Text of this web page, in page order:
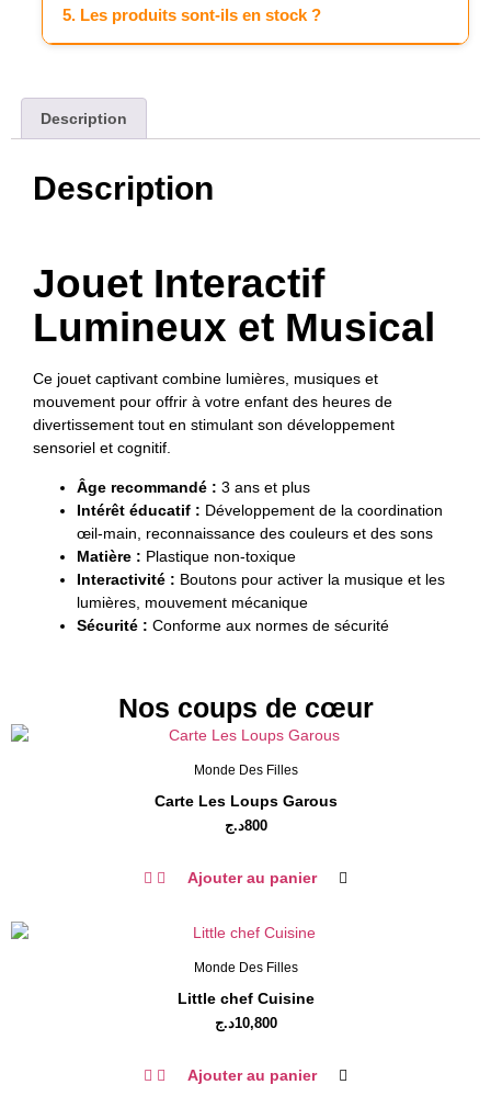
5. Les produits sont-ils en stock ?
Description
Description
Jouet Interactif
Lumineux et Musical
Ce jouet captivant combine lumières, musiques et
mouvement pour offrir à votre enfant des heures de
divertissement tout en stimulant son développement
sensoriel et cognitif.
Âge recommandé : 3 ans et plus
Intérêt éducatif : Développement de la coordination
œil-main, reconnaissance des couleurs et des sons
Matière : Plastique non-toxique
Interactivité : Boutons pour activer la musique et les
lumières, mouvement mécanique
Sécurité : Conforme aux normes de sécurité
Nos coups de cœur
Monde Des Filles
Carte Les Loups Garous
800د.ج
Ajouter au panier
Monde Des Filles
Little chef Cuisine
10,800د.ج
Ajouter au panier